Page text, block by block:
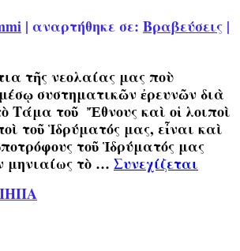
| αναρτήθηκε σε: Βραβεύσεις |
τῆς νεολαίας μας ποὺ
συστηματικῶν ἐρευνῶν διὰ
Τάμα τοῦ Ἔθνους καὶ οἱ λοιποὶ
τοῦ Ἱδρύματός μας, εἶναι καὶ
τοῦ Ἱδρύματός μας
μηνιαίως τὸ … Συνεχίζεται